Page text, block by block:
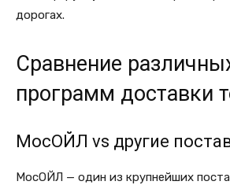
дорогах.
Сравнение
программ доставки
МосОЙЛ vs другие
МосОЙЛ — один из крупнейших